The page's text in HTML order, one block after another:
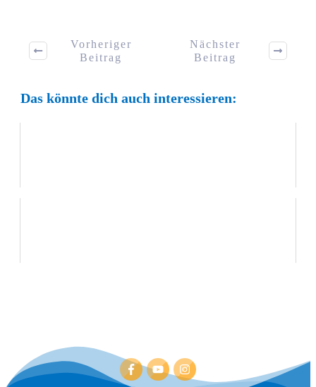
Vorheriger
Beitrag
Nächster
Beitrag
Das könnte dich auch interessieren: